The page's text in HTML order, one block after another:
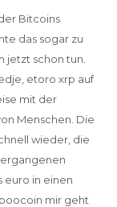
Bitcoins
das sogar zu
jetzt schon tun.
etoro xrp auf
mit der
Menschen. Die
wieder, die
euro in einen
mir geht